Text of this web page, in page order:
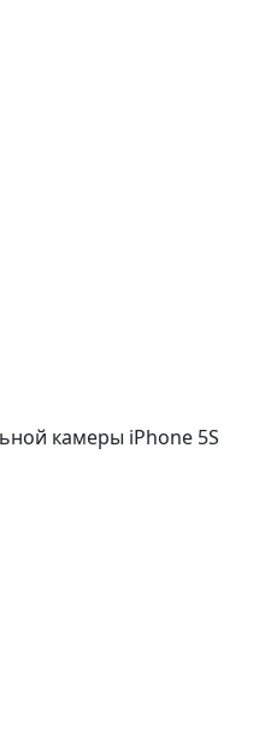
камеры iPhone 5S